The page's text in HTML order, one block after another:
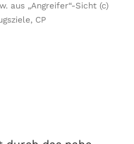
aus „Angreifer“-Sicht (c)
CP